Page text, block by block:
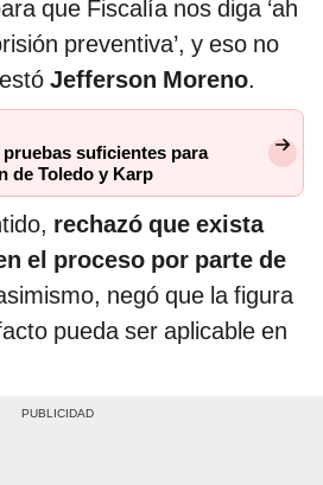
que Fiscalía nos diga ‘ah
preventiva’, y eso no
Jefferson Moreno.
suficientes para
de Toledo y Karp
rechazó que exista
el proceso por parte de
negó que la figura
pueda ser aplicable en